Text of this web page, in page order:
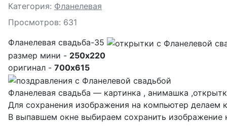
Подробности
Категория: Фланелевая
Просмотров: 631
Фланелевая свадьба-35
размер мини - 250x220
оригинал - 700x615
Фланелевая свадьба — картинка , анимашка
Для сохранения изображения на компьютер делаем
В выпавшем окне выбираем сохранить изображение